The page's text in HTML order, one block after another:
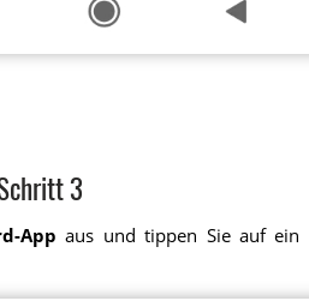
3
App aus und tippen Sie auf ein